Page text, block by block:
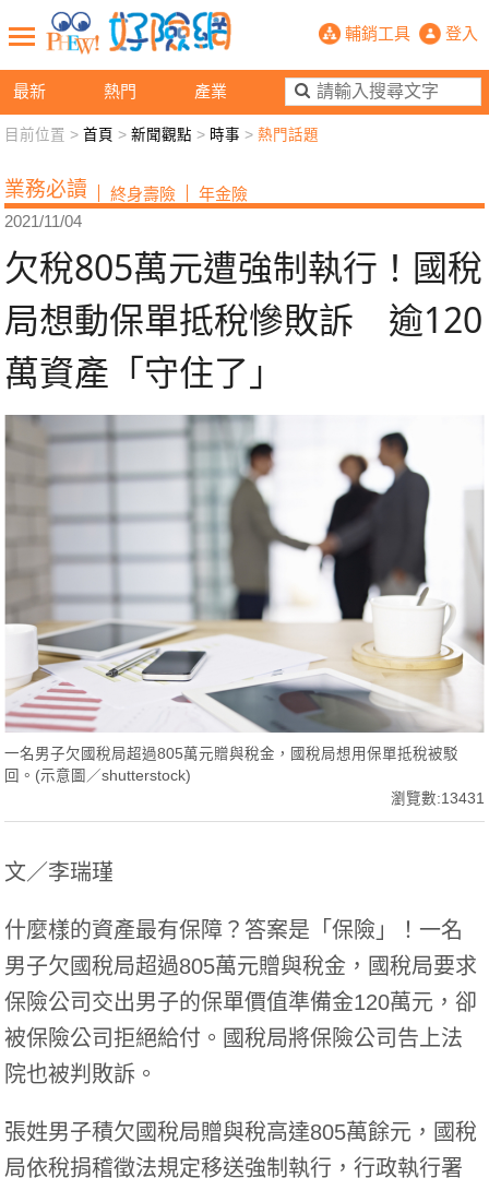
最新 熱門 產業
欠稅805萬元遭強制執行！國稅
輔銷工具 登入
新聞觀點 業務交流 好險懂生活
退休先準備 好險學堂 輔銷工具 活動專區
目前位置 >首頁 >新聞觀點 > 時事 >熱門話題
業務必讀 終身壽險 年金險
2021/11/04
欠稅805萬元遭強制執行！國稅
局想動保單抵稅慘敗訴 逾120
萬資產「守住了」
一名男子欠國稅局超過805萬元贈與稅金，國稅局想用保單抵稅被駁
回。(示意圖／shutterstock)
瀏覽數:13431
文／李瑞瑾
什麼樣的資產最有保障？答案是「保險」！一名
男子欠國稅局超過805萬元贈與稅金，國稅局要求
保險公司交出男子的保單價值準備金120萬元，卻
被保險公司拒絕給付。國稅局將保險公司告上法
院也被判敗訴。
張姓男子積欠國稅局贈與稅高達805萬餘元，國稅
局依稅捐稽徵法規定移送強制執行，行政執行署